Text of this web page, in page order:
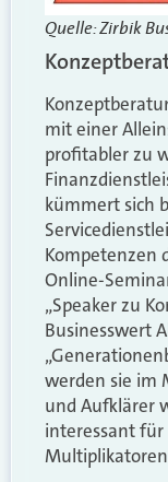
Quelle: Zirbik
mit einer
profitabler zu
kümmert sich
Kompetenzen
Online-
„Speaker zu
Businesswert
werden sie im
und Aufklärer
interessant